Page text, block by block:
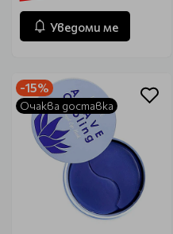
Уведоми ме
-15%
Очаква доставка